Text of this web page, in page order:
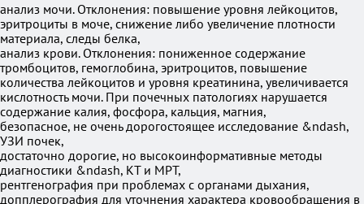
анализ мочи. Отклонения: повышение уровня лейкоцитов,
эритроциты в моче, снижение либо увеличение плотности
материала, следы белка,
анализ крови. Отклонения: пониженное содержание
тромбоцитов, гемоглобина, эритроцитов, повышение
количества лейкоцитов и уровня креатинина, увеличивается
кислотность мочи. При почечных патологиях нарушается
содержание калия, фосфора, кальция, магния,
безопасное, не очень дорогостоящее исследование &ndash,
УЗИ почек,
достаточно дорогие, но высокоинформативные методы
диагностики &ndash, КТ и МРТ,
рентгенография при проблемах с органами дыхания,
допплерография для уточнения характера кровообращения в